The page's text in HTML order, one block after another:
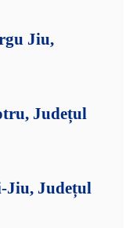
Jiu,
Județul
Jiu, Județul